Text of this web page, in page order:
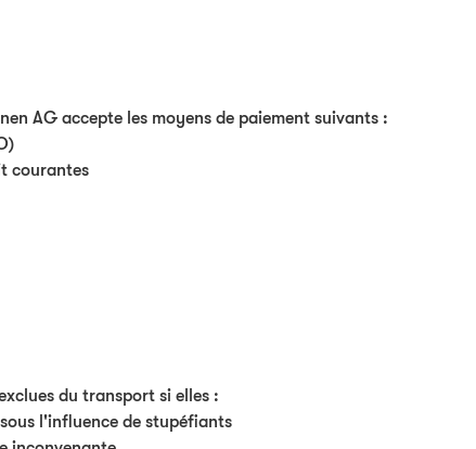
AG accepte les moyens de paiement suivants :
courantes
du transport si elles :
l'influence de stupéfiants